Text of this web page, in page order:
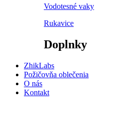
Vodotesné vaky
Rukavice
Doplnky
ZhikLabs
Požičovňa oblečenia
O nás
Kontakt